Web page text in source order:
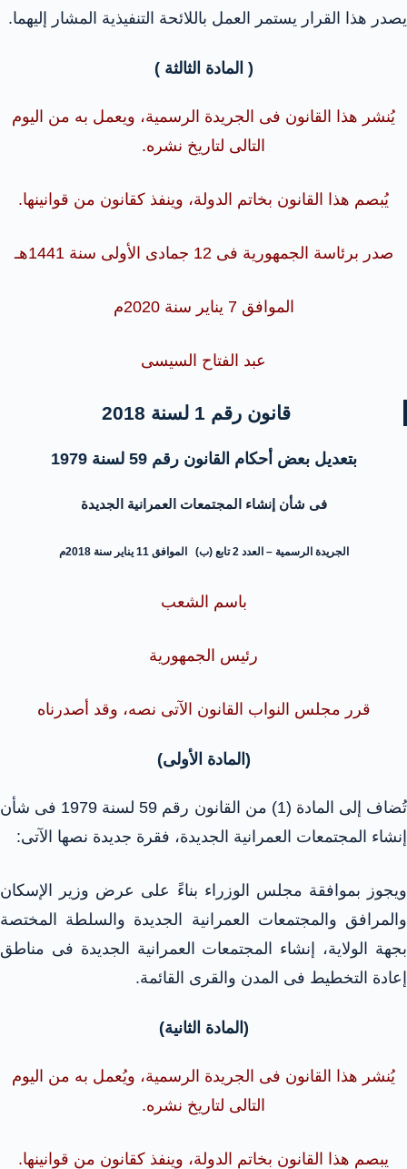
يصدر هذا القرار يستمر العمل باللائحة التنفيذية المشار إليهما.
( المادة الثالثة )
يُنشر هذا القانون فى الجريدة الرسمية، ويعمل به من اليوم
التالى لتاريخ نشره.
يُبصم هذا القانون بخاتم الدولة، وينفذ كقانون من قوانينها.
صدر برئاسة الجمهورية فى 12 جمادى الأولى سنة 1441هـ
الموافق 7 يناير سنة 2020م
عبد الفتاح السيسى
قانون رقم 1 لسنة 2018
بتعديل بعض أحكام القانون رقم 59 لسنة 1979
فى شأن إنشاء المجتمعات العمرانية الجديدة
الجريدة الرسمية – العدد 2 تابع (ب) الموافق 11 يناير سنة 2018م
باسم الشعب
رئيس الجمهورية
قرر مجلس النواب القانون الآتى نصه، وقد أصدرناه
(المادة الأولى)
تُضاف إلى المادة (1) من القانون رقم 59 لسنة 1979 فى شأن
إنشاء المجتمعات العمرانية الجديدة، فقرة جديدة نصها الآتى:
ويجوز بموافقة مجلس الوزراء بناءً على عرض وزير الإسكان
والمرافق والمجتمعات العمرانية الجديدة والسلطة المختصة
بجهة الولاية، إنشاء المجتمعات العمرانية الجديدة فى مناطق
إعادة التخطيط فى المدن والقرى القائمة.
(المادة الثانية)
يُنشر هذا القانون فى الجريدة الرسمية، ويُعمل به من اليوم
التالى لتاريخ نشره.
يبصم هذا القانون بخاتم الدولة، وينفذ كقانون من قوانينها.